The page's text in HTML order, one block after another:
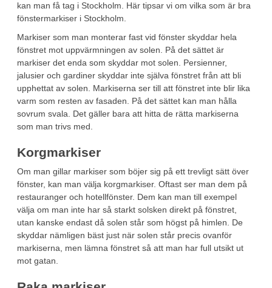
kan man få tag i Stockholm. Här tipsar vi om vilka som är bra
fönstermarkiser i Stockholm.
Markiser som man monterar fast vid fönster skyddar hela
fönstret mot uppvärmningen av solen. På det sättet är
markiser det enda som skyddar mot solen. Persienner,
jalusier och gardiner skyddar inte själva fönstret från att bli
upphettat av solen. Markiserna ser till att fönstret inte blir lika
varm som resten av fasaden. På det sättet kan man hålla
sovrum svala. Det gäller bara att hitta de rätta markiserna
som man trivs med.
Korgmarkiser
Om man gillar markiser som böjer sig på ett trevligt sätt över
fönster, kan man välja korgmarkiser. Oftast ser man dem på
restauranger och hotellfönster. Dem kan man till exempel
välja om man inte har så starkt solsken direkt på fönstret,
utan kanske endast då solen står som högst på himlen. De
skyddar nämligen bäst just när solen står precis ovanför
markiserna, men lämna fönstret så att man har full utsikt ut
mot gatan.